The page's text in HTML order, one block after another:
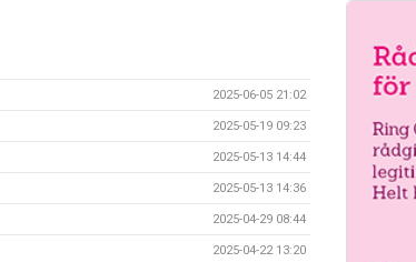
2025-06-05 21:02
2025-05-19 09:23
2025-05-13 14:44
2025-05-13 14:36
2025-04-29 08:44
2025-04-22 13:20